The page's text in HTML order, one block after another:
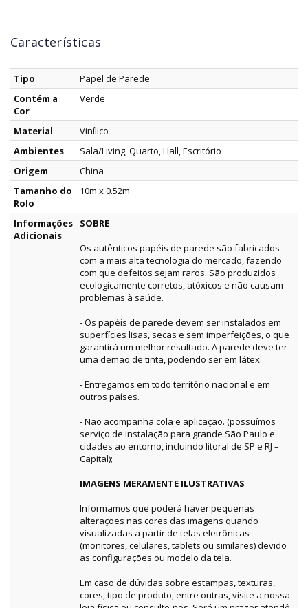
Características
Tipo
Papel de Parede
Contém a
Cor
Verde
Material
Vinílico
Ambientes
Sala/Living, Quarto, Hall, Escritório
Origem
China
Tamanho do
Rolo
10m x 0.52m
Informações
Adicionais
SOBRE
Os autênticos papéis de parede são fabricados
com a mais alta tecnologia do mercado, fazendo
com que defeitos sejam raros. São produzidos
ecologicamente corretos, atóxicos e não causam
problemas à saúde.
- Os papéis de parede devem ser instalados em
superfícies lisas, secas e sem imperfeições, o que
garantirá um melhor resultado. A parede deve ter
uma demão de tinta, podendo ser em látex.
- Entregamos em todo território nacional e em
outros países.
- Não acompanha cola e aplicação. (possuímos
serviço de instalação para grande São Paulo e
cidades ao entorno, incluindo litoral de SP e RJ –
Capital);
IMAGENS MERAMENTE ILUSTRATIVAS
Informamos que poderá haver pequenas
alterações nas cores das imagens quando
visualizadas a partir de telas eletrônicas
(monitores, celulares, tablets ou similares) devido
as configurações ou modelo da tela.
Em caso de dúvidas sobre estampas, texturas,
cores, tipo de produto, entre outras, visite a nossa